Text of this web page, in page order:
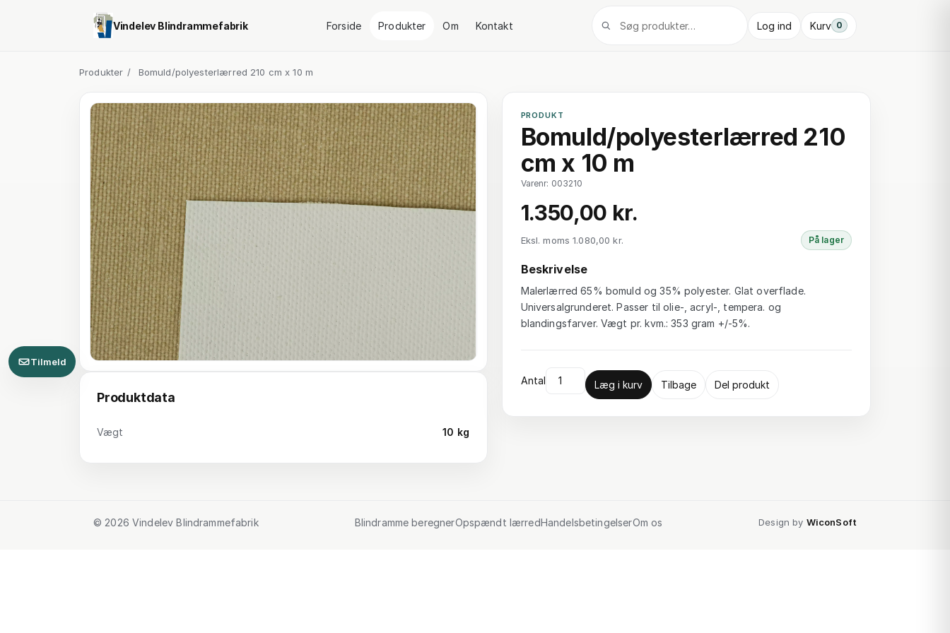
Vindelev Blindrammefabrik Forside Produkter Om Kontakt Log ind Kurv 0
Produkter / Bomuld/polyesterlærred 210 cm x 10 m
Produktdata
Vægt 10 kg
PRODUKT
Bomuld/polyesterlærred 210
cm x 10 m
Varenr: 003210
1.350,00 kr.
Eksl. moms 1.080,00 kr. På lager
Beskrivelse
Malerlærred 65% bomuld og 35% polyester. Glat overflade.
Universalgrunderet. Passer til olie-, acryl-, tempera. og
blandingsfarver. Vægt pr. kvm.: 353 gram +/-5%.
Antal Læg i kurv Tilbage Del produkt
Tilmeld
© 2026 Vindelev Blindrammefabrik Blindramme beregnerOpspændt lærredHandelsbetingelserOm os Design by WiconSoft